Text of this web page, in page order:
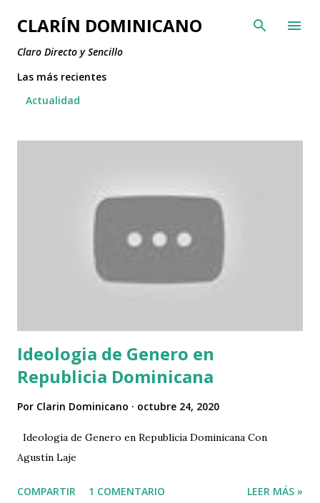
Ir al contenido principal
CLARÍN DOMINICANO
Claro Directo y Sencillo
Las más recientes
Actualidad
Ideologia de Genero en
Republicia Dominicana
Por Clarin Dominicano octubre 24, 2020
Ideologia de Genero en Republicia Dominicana Con
Agustín Laje
COMPARTIR 1 COMENTARIO LEER MÁS »